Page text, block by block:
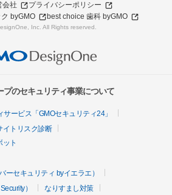
会社
プライバシーポリシー
byGMO
best choice 歯科 byGMO
Inc. All Rights reserved.
のセキュリティ事業について
ービス「GMOセキュリティ24」
イトリスク診断
ット
ーセキュリティ byイエラエ）
）
なりすまし対策